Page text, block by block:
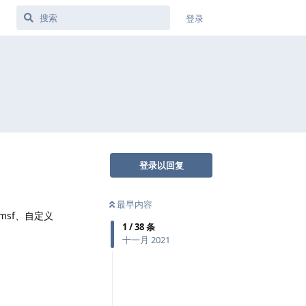
登录
登录以回复
最早内容
1 /38条
十一月 2021
、自定义